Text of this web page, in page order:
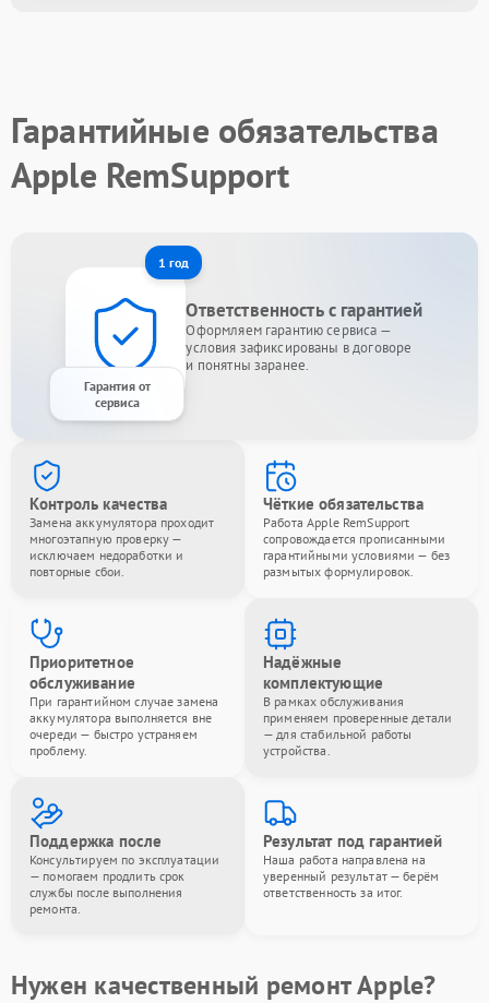
Гарантийные обязательства
Apple RemSupport
1 год
Гарантия от
сервиса
Ответственность с гарантией
Оформляем гарантию сервиса —
условия зафиксированы в договоре
и понятны заранее.
Контроль качества
Замена аккумулятора проходит
многоэтапную проверку —
исключаем недоработки и
повторные сбои.
Чёткие обязательства
Работа Apple RemSupport
сопровождается прописанными
гарантийными условиями — без
размытых формулировок.
Приоритетное
обслуживание
При гарантийном случае замена
аккумулятора выполняется вне
очереди — быстро устраняем
проблему.
Надёжные
комплектующие
В рамках обслуживания
применяем проверенные детали
— для стабильной работы
устройства.
Поддержка после
Консультируем по эксплуатации
— помогаем продлить срок
службы после выполнения
ремонта.
Результат под гарантией
Наша работа направлена на
уверенный результат — берём
ответственность за итог.
Нужен качественный ремонт Apple?